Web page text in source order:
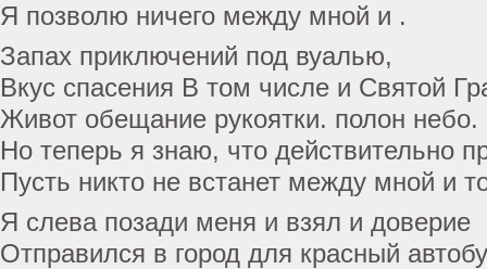
Я позволю ничего между мной и .
Запах приключений под вуалью,
Вкус спасения В том числе и Святой
Живот обещание рукоятки. полон небо.
Но теперь я знаю, что действительно
Пусть никто не встанет между мной и
Я слева позади меня и взял и доверие
Отправился в город для красный